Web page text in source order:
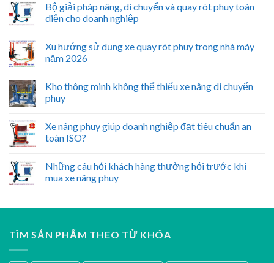
Bộ giải pháp nâng, di chuyển và quay rót phuy toàn
diện cho doanh nghiệp
Xu hướng sử dụng xe quay rót phuy trong nhà máy
năm 2026
Kho thông minh không thể thiếu xe nâng di chuyển
phuy
Xe nâng phuy giúp doanh nghiệp đạt tiêu chuẩn an
toàn ISO?
Những câu hỏi khách hàng thường hỏi trước khi
mua xe nâng phuy
TÌM SẢN PHẨM THEO TỪ KHÓA